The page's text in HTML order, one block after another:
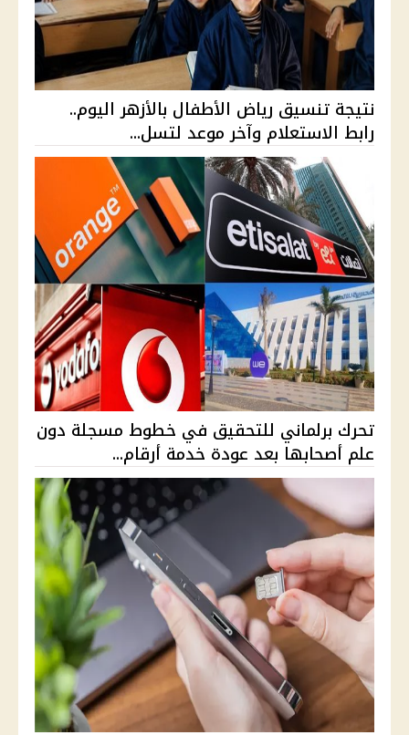
نتيجة تنسيق رياض الأطفال بالأزهر اليوم..
رابط الاستعلام وآخر موعد لتسل...
تحرك برلماني للتحقيق في خطوط مسجلة دون
علم أصحابها بعد عودة خدمة أرقام...